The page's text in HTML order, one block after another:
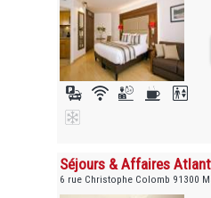
Séjours & Affaires
6 rue Christophe Colomb 91300